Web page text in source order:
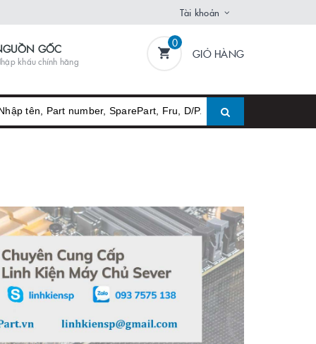
Tài khoản
GỐC
khẩu chính hãng
0
GIỎ HÀNG